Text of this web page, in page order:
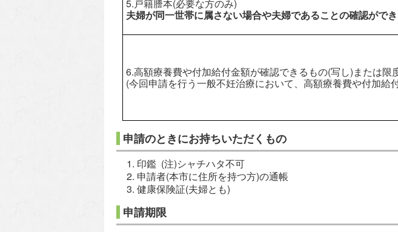
5.戸籍謄本(必要な方のみ)
夫婦が同一世帯に属さない場合や夫婦であることの確認がで
6.高額療養費や付加給付金額が確認できるもの(写し)または限
(今回申請を行う一般不妊治療において、高額療養費や付加給
申請のときにお持ちいただくもの
印鑑 (注)シャチハタ不可
申請者(本市に住所を持つ方)の通帳
健康保険証(夫婦とも)
申請期限